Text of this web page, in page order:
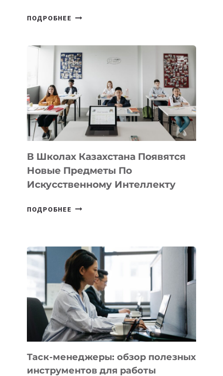
ПОДРОБНЕЕ ОТКРЫТ
DEAL
VELOCITY
BY
MOST
—
МЕЖДУНАРОДНУЮ
ПРОГРАММУ
ДЛЯ
ТЕХНОЛОГИЧЕСКИХ
В Школах Казахстана Появятся
Новые Предметы По
Искусственному Интеллекту
ПОДРОБНЕЕ В
НОВЫЕ
ПРЕДМЕТЫ
ПО
ИСКУССТВЕННОМУ
ИНТЕЛЛЕКТУ
Таск-менеджеры: обзор полезных
инструментов для работы